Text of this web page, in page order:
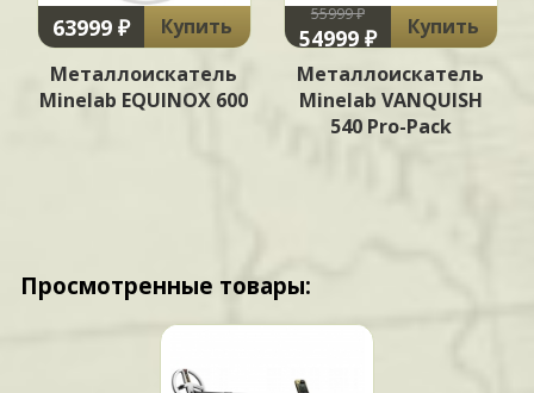
63999 ₽
Купить
Металлоискатель
Minelab EQUINOX 600
55999 ₽
54999 ₽
Купить
Металлоискатель
Minelab VANQUISH
540 Pro-Pack
Просмотренные товары: